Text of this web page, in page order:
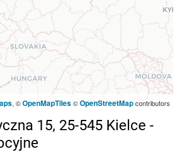
, ©OpenMapTiles©OpenStreetMapcontributors
15, 25-545 Kielce -